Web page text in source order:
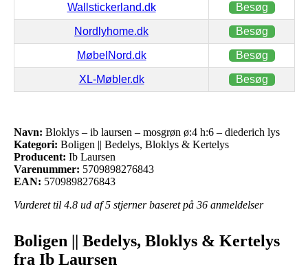
Wallstickerland.dk Besøg
Nordlyhome.dk Besøg
MøbelNord.dk Besøg
XL-Møbler.dk Besøg
Navn: Bloklys – ib laursen – mosgrøn ø:4 h:6 – diederich lys
Kategori: Boligen || Bedelys, Bloklys & Kertelys
Producent: Ib Laursen
Varenummer: 5709898276843
EAN: 5709898276843
Vurderet til 4.8 ud af 5 stjerner baseret på 36 anmeldelser
Boligen || Bedelys, Bloklys & Kertelys
fra Ib Laursen